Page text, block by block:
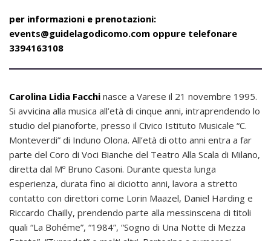
per informazioni e prenotazioni:
events@guidelagodicomo.com oppure telefonare
3394163108
Carolina Lidia Facchi nasce a Varese il 21 novembre 1995.
Si avvicina alla musica all’età di cinque anni, intraprendendo lo
studio del pianoforte, presso il Civico Istituto Musicale “C.
Monteverdi” di Induno Olona. All’età di otto anni entra a far
parte del Coro di Voci Bianche del Teatro Alla Scala di Milano,
diretta dal Mº Bruno Casoni. Durante questa lunga
esperienza, durata fino ai diciotto anni, lavora a stretto
contatto con direttori come Lorin Maazel, Daniel Harding e
Riccardo Chailly, prendendo parte alla messinscena di titoli
quali “La Bohéme”, “1984”, “Sogno di Una Notte di Mezza